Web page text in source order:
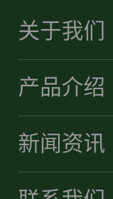
关于我们
产品介绍
新闻资讯